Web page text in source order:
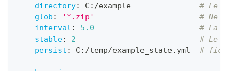
directory: C : /example # Le
glob : '*.zip'
# Ne
interval : 5.0
# La
stable: 2
# Le
persist : C : /temp/example_state.yml #